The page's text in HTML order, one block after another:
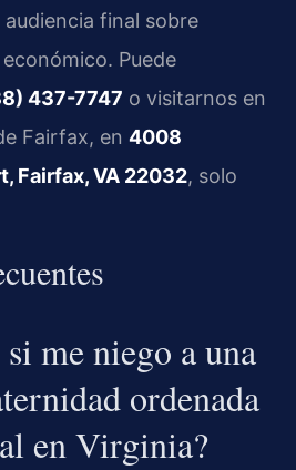
audiencia final sobre
Puede
437-7747 o visitarnos en
Fairfax, en 4008
Fairfax, VA 22032, solo
si me niego a una
ordenada
en Virginia?